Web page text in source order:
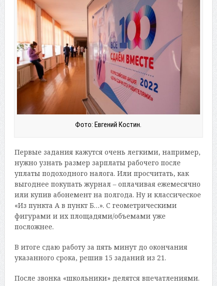
Фото: Евгений Костин.
Первые задания кажутся очень легкими, например,
нужно узнать размер зарплаты рабочего после
уплаты подоходного налога. Или просчитать, как
выгоднее покупать журнал – оплачивая ежемесячно
или купив абонемент на полгода. Ну и классическое
«Из пункта А в пункт Б…». С геометрическими
фигурами и их площадями/объемами уже
посложнее.
В итоге сдаю работу за пять минут до окончания
указанного срока, решив 15 заданий из 21.
После звонка «школьники» делятся впечатлениями.